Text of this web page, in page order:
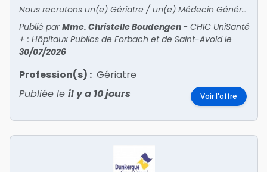
Nous recrutons un(e) Gériatre / un(e) Médecin Généraliste !
Publié parMme. Christelle Boudengen- CHIC UniSanté
+ : Hôpitaux Publics de Forbach et de Saint-Avoldle
30/07/2026
Profession(s) : Gériatre
Publiée le il y a 10 jours Voir l'offre